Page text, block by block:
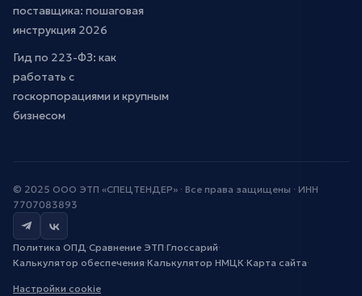
поставщика: пошаговая
инструкция 2026
Гид по 223-ФЗ: как
работать с
госкорпорациями и крупным
бизнесом
© 2025 ООО ЭТП «СПЕЦТЕНДЕР» · Все права защищены · ИНН
7707083893
Политика ОПД·Сравнение ЭТП·Глоссарий·
Калькулятор обеспечения·Калькулятор НМЦК·Карта сайта·
Настройки cookie